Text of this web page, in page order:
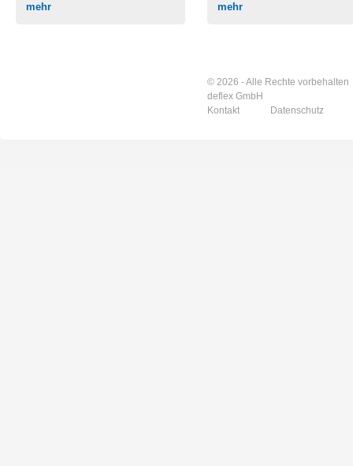
mehr
mehr
© 2026 - Alle Rechte vorbehalten
deflex GmbH
Kontakt
Datenschutz